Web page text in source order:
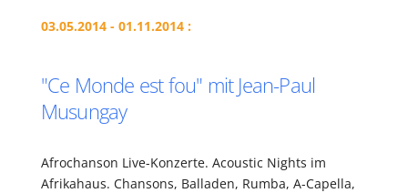
03.05.2014 - 01.11.2014 :
"Ce Monde est fou" mit Jean-Paul
Musungay
Afrochanson Live-Konzerte. Acoustic Nights im
Afrikahaus. Chansons, Balladen, Rumba, A-Capella,